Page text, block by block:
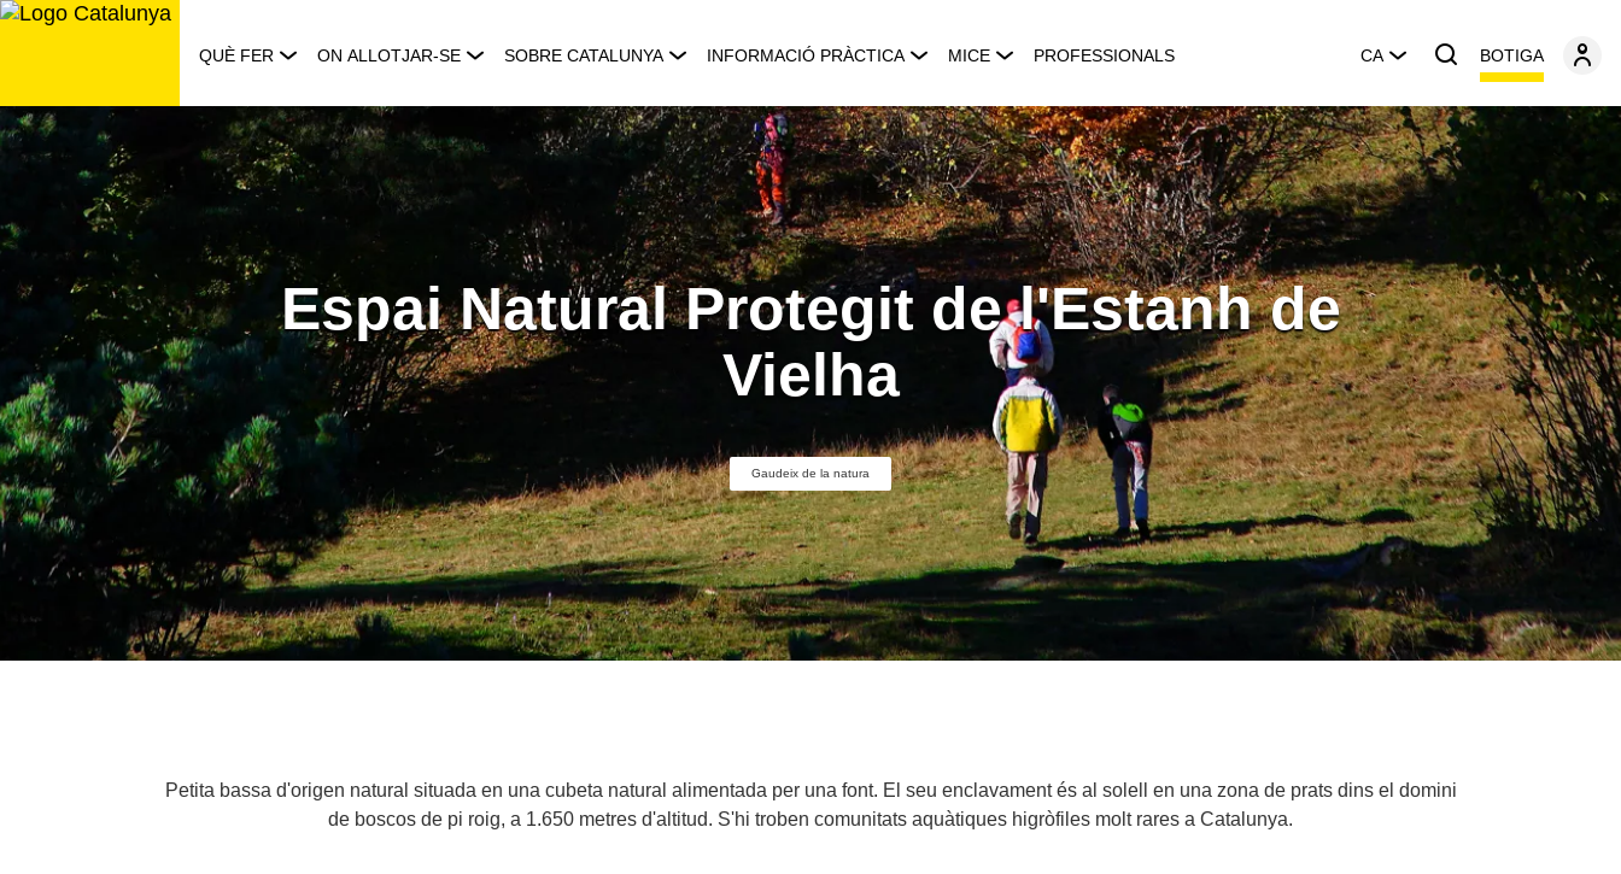
Saltar
QUÈ FER ON ALLOTJAR-SE SOBRE CATALUNYA INFORMACIÓ PRÀCTICA MICE PROFESSIONALS CA BOTIGA
Espai Natural Protegit de l'Estanh de
Vielha
Gaudeix de la natura
Petita bassa d'origen natural situada en una cubeta natural alimentada per una font. El seu enclavament és al solell en una zona de prats dins el domini
de boscos de pi roig, a 1.650 metres d'altitud. S'hi troben comunitats aquàtiques higròfiles molt rares a Catalunya.